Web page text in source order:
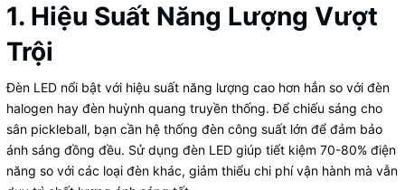
1. Hiệu Suất Năng Lượng Vượt
Trội
Đèn LED nổi bật với hiệu suất năng lượng cao hơn hẳn so với đèn
halogen hay đèn huỳnh quang truyền thống. Để chiếu sáng cho
sân pickleball, bạn cần hệ thống đèn công suất lớn để đảm bảo
ánh sáng đồng đều. Sử dụng đèn LED giúp tiết kiệm 70-80% điện
năng so với các loại đèn khác, giảm thiểu chi phí vận hành mà vẫn